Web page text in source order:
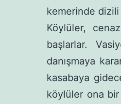
kemerinde dizili
Köylüler,
başlarlar.
danışmaya
kasabaya
köylüler ona